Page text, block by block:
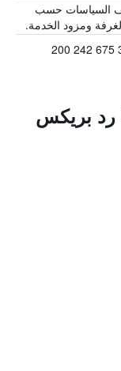
السياسات حسب
ومزود الخدمة.
رد بريكس